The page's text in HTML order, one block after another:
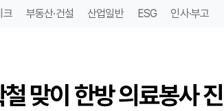
크 부동산·건설 산업일반 ESG 인사·부고
맞이 한방 의료봉사